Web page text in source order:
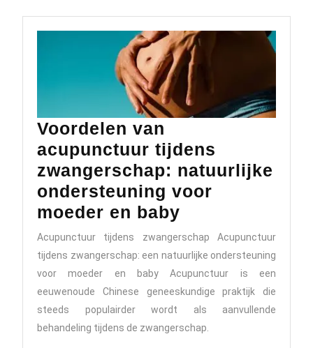
Voordelen van
acupunctuur tijdens
zwangerschap: natuurlijke
ondersteuning voor
moeder en baby
van
acupunctuur
tijdens
natuurlijke
ondersteuning
Acupunctuur tijdens zwangerschap Acupunctuur
tijdens zwangerschap: een natuurlijke ondersteuning
voor moeder en baby Acupunctuur is een
eeuwenoude Chinese geneeskundige praktijk die
steeds populairder wordt als aanvullende
behandeling tijdens de zwangerschap.